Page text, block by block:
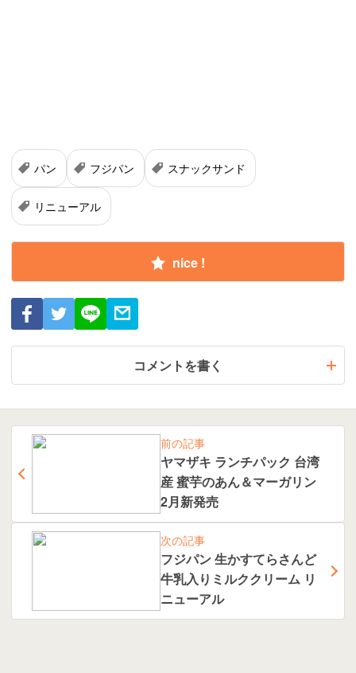
パン フジパン スナックサンド
リニューアル
nice !
コメントを書く
前の記事
ヤマザキ ランチパック 台湾
産 蜜芋のあん＆マーガリン
2月新発売
次の記事
フジパン 生かすてらさんど
牛乳入りミルククリーム リ
ニューアル